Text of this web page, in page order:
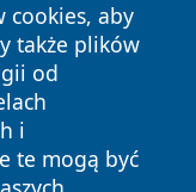
cookies, aby
także plików
od
i
te mogą być
prawa